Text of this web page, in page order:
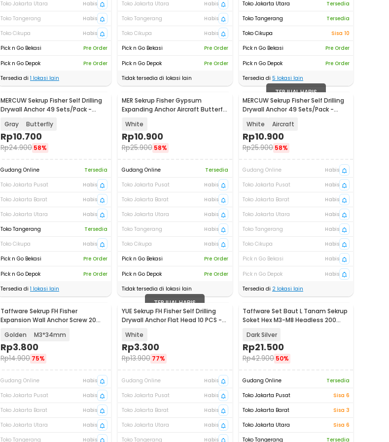
Toko Jakarta Utara
Habis
Toko Tangerang
Habis
Toko Cikupa
Habis
Pick n Go Bekasi
Pre Order
Pick n Go Depok
Pre Order
Tersedia di 1 lokasi lain
Toko Jakarta Utara
Habis
Toko Tangerang
Habis
Toko Cikupa
Habis
Pick n Go Bekasi
Pre Order
Pick n Go Depok
Pre Order
Tidak tersedia di lokasi lain
Toko Jakarta Utara
Tersedia
Toko Tangerang
Tersedia
Toko Cikupa
Sisa 10
Pick n Go Bekasi
Pre Order
Pick n Go Depok
Pre Order
Tersedia di 5 lokasi lain
MERCUW Sekrup Fisher Self Drilling
Drywall Anchor 49 Sets/Pack -
Gray Butterfly
Rp10.700
Rp24.900 58%
Gudang Online
Tersedia
Toko Jakarta Pusat
Habis
Toko Jakarta Barat
Habis
Toko Jakarta Utara
Habis
Toko Tangerang
Tersedia
Toko Cikupa
Habis
Pick n Go Bekasi
Pre Order
Pick n Go Depok
Pre Order
Tersedia di 1 lokasi lain
MER Sekrup Fisher Gypsum
Expanding Anchor Aircraft Butterfly
White
Rp10.900
Rp25.900 58%
Gudang Online
Tersedia
Toko Jakarta Pusat
Habis
Toko Jakarta Barat
Habis
Toko Jakarta Utara
Habis
Toko Tangerang
Habis
Toko Cikupa
Habis
Pick n Go Bekasi
Pre Order
Pick n Go Depok
Pre Order
Tidak tersedia di lokasi lain
TERJUAL HABIS
MERCUW Sekrup Fisher Self Drilling
Drywall Anchor 49 Sets/Pack -
White Aircraft
Rp10.900
Rp25.900 58%
Gudang Online
Habis
Toko Jakarta Pusat
Habis
Toko Jakarta Barat
Habis
Toko Jakarta Utara
Habis
Toko Tangerang
Habis
Toko Cikupa
Habis
Pick n Go Bekasi
Habis
Pick n Go Depok
Habis
Tersedia di 2 lokasi lain
Akan Datang
Taffware Sekrup FH Fisher
Expansion Wall Anchor Screw 20
Golden M3*34mm
Rp3.800
Rp14.900 75%
Gudang Online
Habis
Toko Jakarta Pusat
Habis
Toko Jakarta Barat
Habis
Toko Jakarta Utara
Habis
Toko Tangerang
Habis
TERJUAL HABIS
YUE Sekrup FH Fisher Self Drilling
Drywall Anchor Flat Head 10 PCS -
White
Rp3.300
Rp13.900 77%
Gudang Online
Habis
Toko Jakarta Pusat
Habis
Toko Jakarta Barat
Habis
Toko Jakarta Utara
Habis
Toko Tangerang
Habis
Taffware Set Baut L Tanam Sekrup
Soket Hex M3-M8 Headless 200
Dark Silver
Rp21.500
Rp42.900 50%
Gudang Online
Tersedia
Toko Jakarta Pusat
Sisa 6
Toko Jakarta Barat
Sisa 3
Toko Jakarta Utara
Sisa 6
Toko Tangerang
Tersedia